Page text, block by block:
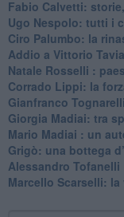
​Fabio Calvetti:
Ugo Nespolo: tutti i
​Ciro Palumbo: la
​Addio a Vittorio
​Natale Rosselli :
​Corrado Lippi: la
Gianfranco
Giorgia Madiai: tra
Mario Madiai : un
Grigò: una bottega
Alessandro
​Marcello Scarselli: